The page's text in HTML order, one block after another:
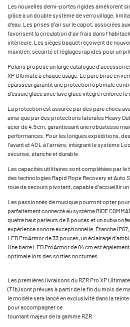
Les nouvelles demi-portes rigides améliorent
grâce à un double système de verrouillage,
d’eau. Les prises d’air sur le capot, associées
favorisent la circulation d’air frais dans
intérieure. Les sièges baquet reçoivent de
maintien, sécurité et réglages rapides pour un
Polaris propose un large catalogue
XP Ultimate à chaque usage. Le pare brise en
épaisseur garantit une protection optimale
d’essuie glace avec lave glace intégré renforce
La protection est assurée par des pare chocs
ainsi que par des protections latérales Heavy
acier de 4,5 cm, garantissant une robustesse
performances. Pour les longues expéditions,
l’avant et 40 L à l’arrière, intégrant le système
sécurisé, étanche et durable
Les capacités utilitaires sont complétées par le
des technologies Rapid Rope Recovery et Auto
roue de secours pivotant, capable d’accueillir un
Les passionnés de musique pourront opter
parfaitement connecté au système RIDE
quatre haut parleurs de 8 pouces et un
expérience sonore exceptionnelle. Étanche
LED ProArmor de 33 pouces, un éclairage
Une barre LED ProArmor de 84 cm est
optimale lors des sorties nocturnes.
Les premières livraisons du RZR Pro XP
(T1b) sont prévues à partir de la fin du mois de
le modèle sera lancé en exclusivité dans la
pour accompagner ce
tournant majeur de la gamme RZR.